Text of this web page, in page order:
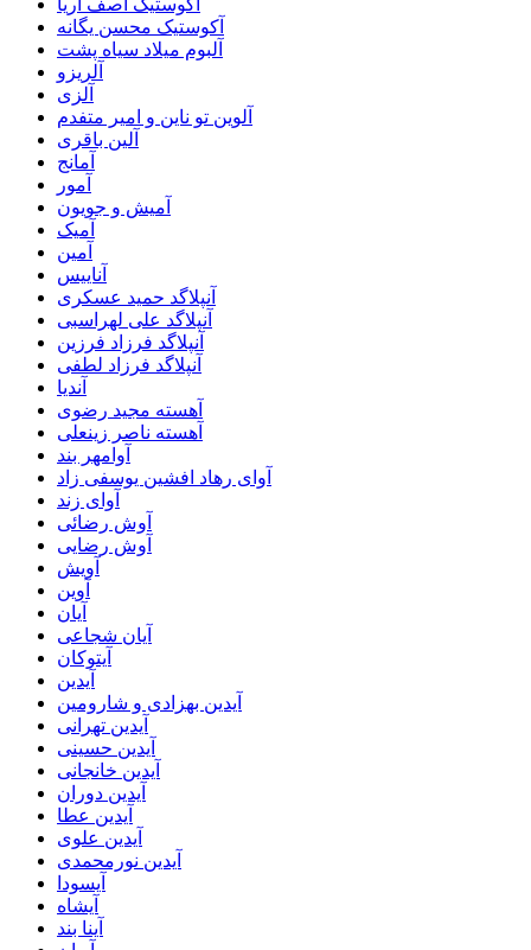
آکوستیک آصف آریا
آکوستیک محسن یگانه
آلبوم میلاد سیاه پشت
آلریزو
آلزی
آلوین تو ناین و امیر متفدم
آلین باقری
آمانج
آمور
آمیش و جویون
آمیک
آمین
آناییس
آنپلاگد حمید عسکری
آنپلاگد علی لهراسبی
آنپلاگد فرزاد فرزین
آنپلاگد فرزاد لطفی
آندیا
آهسته مجید رضوی
آهسته ناصر زینعلی
آوامهر بند
آوای رهاد افشین یوسفی زاد
آوای زند
آوش رضائی
آوش رضایی
آویش
آوین
آیان
آیان شجاعی
آیتوکان
آیدین
آیدین بهزادی و شارومین
آیدین تهرانی
آیدین حسینی
آیدین خانجانی
آیدین دوران
آیدین عطا
آیدین علوی
آیدین نورمحمدی
آیسودا
آیشاه
آینا بند